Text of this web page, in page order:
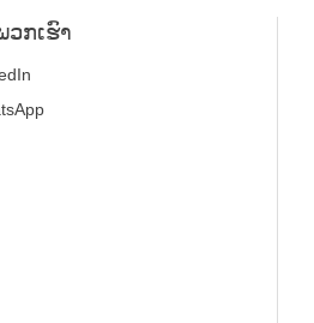
ກ​ເຮົາ